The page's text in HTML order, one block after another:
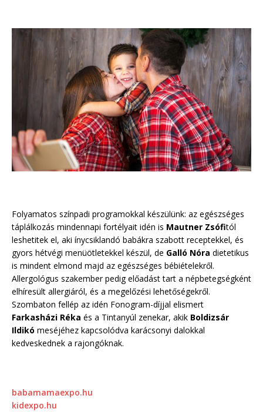
Folyamatos színpadi programokkal készülünk: az egészséges
táplálkozás mindennapi fortélyait idén is Mautner Zsófitól
leshetitek el, aki ínycsiklandó babákra szabott receptekkel, és
gyors hétvégi menüötletekkel készül, de Galló Nóra dietetikus
is mindent elmond majd az egészséges bébiételekről.
Allergológus szakember pedig előadást tart a népbetegségként
elhíresült allergiáról, és a megelőzési lehetőségekről.
Szombaton fellép az idén Fonogram-díjjal elismert
Farkasházi Réka és a Tintanyúl zenekar, akik Boldizsár
Ildikó meséjéhez kapcsolódva karácsonyi dalokkal
kedveskednek a rajongóknak.
babamamaexpo.hu
kidexpo.hu